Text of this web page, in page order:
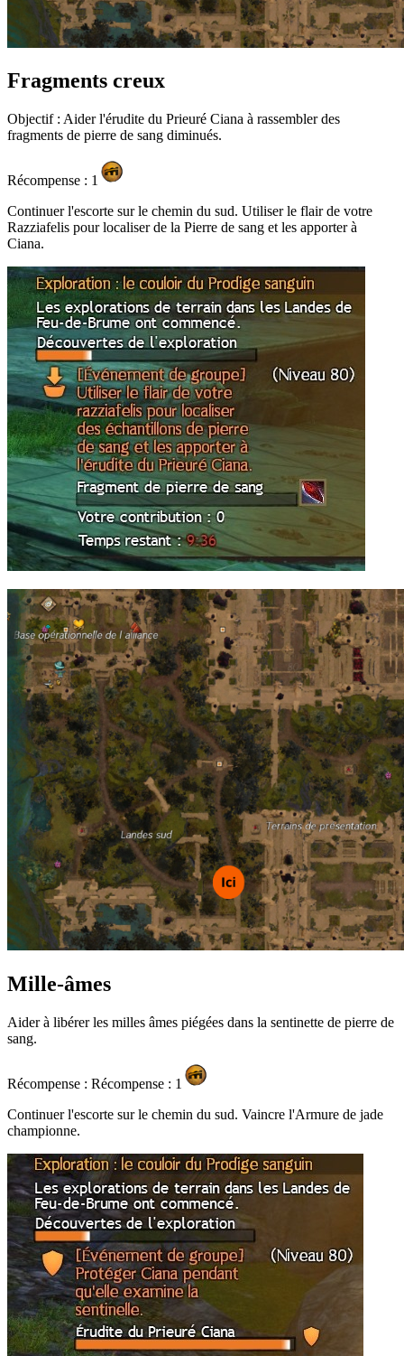
Fragments creux
Objectif : Aider l'érudite du Prieuré Ciana à rassembler des
fragments de pierre de sang diminués.
Récompense : 1
Continuer l'escorte sur le chemin du sud. Utiliser le flair de votre
Razziafelis pour localiser de la Pierre de sang et les apporter à
Ciana.
Mille-âmes
Aider à libérer les milles âmes piégées dans la sentinette de pierre de
sang.
Récompense : Récompense : 1
Continuer l'escorte sur le chemin du sud. Vaincre l'Armure de jade
championne.